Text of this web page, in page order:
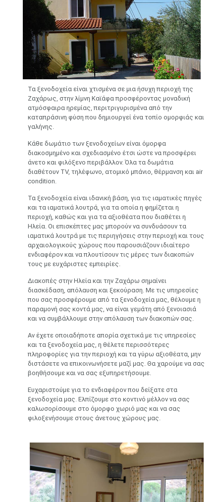
Τα ξενοδοχεία είναι χτισμένα σε μια ήσυχη περιοχή της
Ζαχάρως, στην λίμνη Καϊάφα προσφέροντας μοναδική
ατμόσφαιρα ηρεμίας, περιτριγυρισμένα από την
καταπράσινη φύση που δημιουργεί ένα τοπίο ομορφιάς και
γαλήνης.
Κάθε δωμάτιο των ξενοδοχείων είναι όμορφα
διακοσμημένο και σχεδιασμένο έτσι ώστε να προσφέρει
άνετο και φιλόξενο περιβάλλον. Όλα τα δωμάτια
διαθέτουν TV, τηλέφωνο, ατομικό μπάνιο, θέρμανση και air
condition.
Τα ξενοδοχεία είναι ιδανική βάση, για τις ιαματικές πηγές
και τα ιαματικά λουτρά, για τα οποία η φημίζεται η
περιοχή, καθώς και για τα αξιοθέατα που διαθέτει η
Ηλεία. Οι επισκέπτες μας μπορούν να συνδυάσουν τα
ιαματικά λουτρά με τις περιηγήσεις στην περιοχή και τους
αρχαιολογικούς χώρους που παρουσιάζουν ιδιαίτερο
ενδιαφέρον και να πλουτίσουν τις μέρες των διακοπών
τους με ευχάριστες εμπειρίες.
Διακοπές στην Ηλεία και την Ζαχάρω σημαίνει
διασκέδαση, απόλαυση και ξεκούραση. Με τις υπηρεσίες
που σας προσφέρουμε από τα ξενοδοχεία μας, θέλουμε η
παραμονή σας κοντά μας, να είναι γεμάτη από ξενοιασιά
και να συμβάλλουμε στην απόλαυση των διακοπών σας.
Αν έχετε οποιαδήποτε απορία σχετικά με τις υπηρεσίες
και τα ξενοδοχεία μας, η θέλετε περισσότερες
πληροφορίες για την περιοχή και τα γύρω αξιοθέατα, μην
διστάσετε να επικοινωνήσετε μαζί μας. Θα χαρούμε να σας
βοηθήσουμε και να σας εξυπηρετήσουμε.
Ευχαριστούμε για το ενδιαφέρον που δείξατε στα
ξενοδοχεία μας. Ελπίζουμε στο κοντινό μέλλον να σας
καλωσορίσουμε στο όμορφο χωριό μας και να σας
φιλοξενήσουμε στους άνετους χώρους μας.